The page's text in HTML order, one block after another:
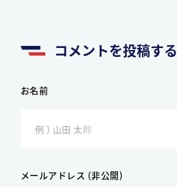
コメントを投稿する
お名前
メールアドレス (非公開)